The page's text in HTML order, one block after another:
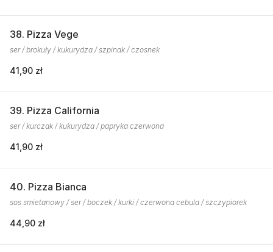
38. Pizza Vege
ser / brokuły / kukurydza / szpinak / czosnek
41,90 zł
39. Pizza California
ser / kurczak / kukurydza / papryka czerwona
41,90 zł
40. Pizza Bianca
sos smietanowy / ser / boczek / kurki / czerwona cebula / szczypiorek
44,90 zł